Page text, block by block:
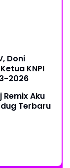
Doni
KNPI
2026
Remix Aku
Terbaru